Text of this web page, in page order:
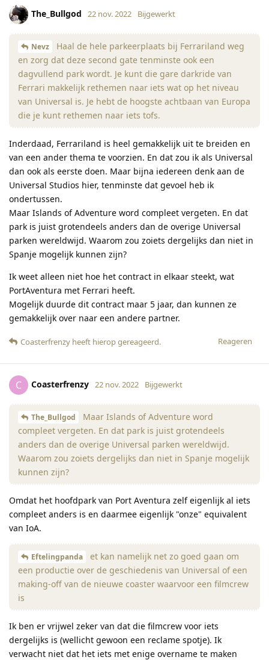
The_Bullgod 22 nov. 2022 Bijgewerkt
Nevz
Haal de hele parkeerplaats bij Ferrariland weg
en zorg dat deze second gate tenminste ook een
dagvullend park wordt. Je kunt die gare darkride van
Ferrari makkelijk rethemen naar iets wat op het niveau
van Universal is. Je hebt de hoogste achtbaan van Europa
die je kunt rethemen naar iets tofs.
Inderdaad, Ferrariland is heel gemakkelijk uit te breiden en
van een ander thema te voorzien. En dat zou ik als Universal
dan ook als eerste doen. Maar bijna iedereen denk aan de
Universal Studios hier, tenminste dat gevoel heb ik
ondertussen.
Maar Islands of Adventure word compleet vergeten. En dat
park is juist grotendeels anders dan de overige Universal
parken wereldwijd. Waarom zou zoiets dergelijks dan niet in
Spanje mogelijk kunnen zijn?
Ik weet alleen niet hoe het contract in elkaar steekt, wat
PortAventura met Ferrari heeft.
Mogelijk duurde dit contract maar 5 jaar, dan kunnen ze
gemakkelijk over naar een andere partner.
Reageren
Coasterfrenzy heeft hierop gereageerd.
C Coasterfrenzy 22 nov. 2022 Bijgewerkt
The_Bullgod
Maar Islands of Adventure word
compleet vergeten. En dat park is juist grotendeels
anders dan de overige Universal parken wereldwijd.
Waarom zou zoiets dergelijks dan niet in Spanje mogelijk
kunnen zijn?
Omdat het hoofdpark van Port Aventura zelf eigenlijk al iets
compleet anders is en daarmee eigenlijk "onze" equivalent
van IoA.
Eftelingpanda
et kan namelijk net zo goed gaan om
een productie over de geschiedenis van Universal of een
making-off van de nieuwe coaster waarvoor een filmcrew
is
Ik ben er vrijwel zeker van dat die filmcrew voor iets
dergelijks is (wellicht gewoon een reclame spotje). Ik
verwacht niet dat het iets met enige overname te maken